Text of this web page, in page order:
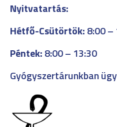
Nyitvatartás:
Hétfő-Csütörtök:8:00 –
Péntek:8:00 – 13:30
Gyógyszertárunkban